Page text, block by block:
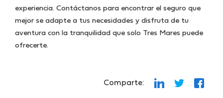
experiencia. Contáctanos para encontrar el seguro que
mejor se adapte a tus necesidades y disfruta de tu
aventura con la tranquilidad que solo Tres Mares puede
ofrecerte.
Comparte: